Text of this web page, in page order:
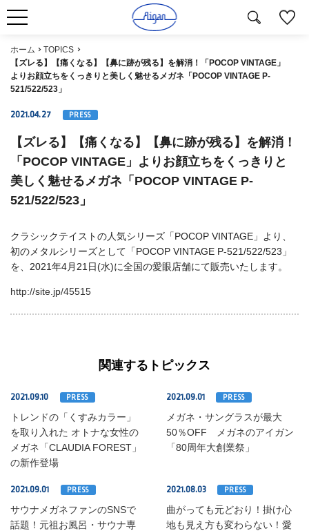
ホーム
TOPICS
【ズレる】【痛くなる】【鼻に跡が残る】を解消！「POCOP VINTAGE」
よりお顔立ちをくっきりと美しく魅せるメガネ「POCOP VINTAGE P-
521/522/523」
2021.04.27 PRESS
【ズレる】【痛くなる】【鼻に跡が残る】を解消！
「POCOP VINTAGE」よりお顔立ちをくっきりと
美しく魅せるメガネ「POCOP VINTAGE P-
521/522/523」
クラシックテイストの人気シリーズ「POCOP VINTAGE」より、
初のメタルシリーズとして「POCOP VINTAGE P-521/522/523」
を、2021年4月21日(水)に全国の愛眼店舗にて販売いたします。
http://site.jp/45515
関連するトピックス
2021.09.10 PRESS
トレンドの「くすみカラー」
を取り入れた オトナな女性の
メガネ「CLAUDIA FOREST」
の新作登場
2021.09.01 PRESS
メガネ・サングラスが最大
50％OFF メガネのアイガン
「80周年大創業祭」
2021.09.01 PRESS
サウナメガネファンのSNSで
話題！元祖お風呂・サウナ専
2021.08.03 PRESS
曲がっても元どおり！掛け心
地も見え方も変わらない！愛